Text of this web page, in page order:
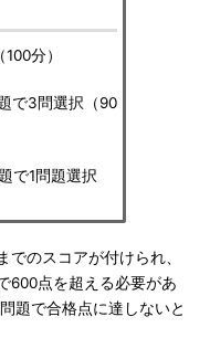
分）
で3問選択（90
で1問題選択
のスコアが付けられ、
600点を超える必要があ
題で合格点に達しないと